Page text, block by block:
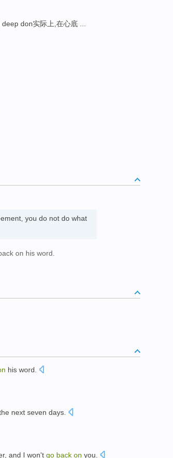
don实际上,在心底 ...
you do not do what
on his word.
his word
next seven days.
, and I won't go back on you.